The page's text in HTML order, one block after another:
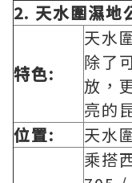
2. 天水圍濕地
特色:
天水
除了
放，
亮的
位置:
天水
乘搭